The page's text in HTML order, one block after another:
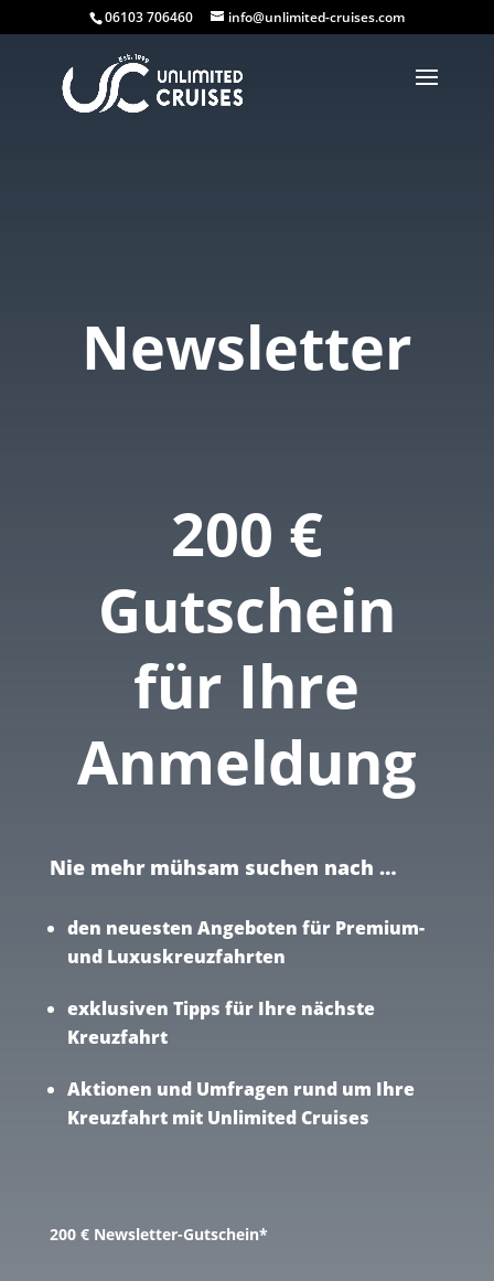
06103 706460 info@unlimited-cruises.com
Newsletter
200 €
Gutschein
für Ihre
Anmeldung
Nie mehr mühsam suchen nach …
den neuesten Angeboten für Premium-
und Luxuskreuzfahrten
exklusiven Tipps für Ihre nächste
Kreuzfahrt
Aktionen und Umfragen rund um Ihre
Kreuzfahrt mit Unlimited Cruises
200 € Newsletter-Gutschein*